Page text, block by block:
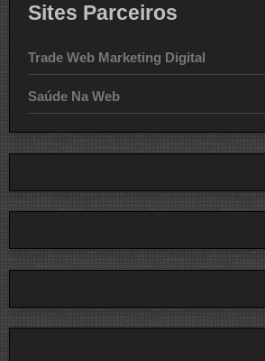
Sites Parceiros
Trade Web Marketing Digital
Saúde Na Web